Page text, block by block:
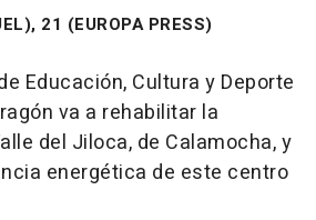
21 (EUROPA PRESS)
Educación, Cultura y Deporte
va a rehabilitar la
del Jiloca, de Calamocha, y
energética de este centro